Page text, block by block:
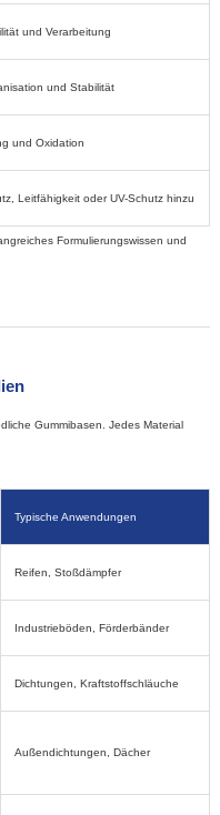
und Verarbeitung
und Stabilität
und Oxidation
Leitfähigkeit oder UV-Schutz hinzu
Formulierungswissen und
Gummibasen. Jedes Material
Typische Anwendungen
Reifen, Stoßdämpfer
Industrieböden, Förderbänder
Dichtungen, Kraftstoffschläuche
Außendichtungen, Dächer